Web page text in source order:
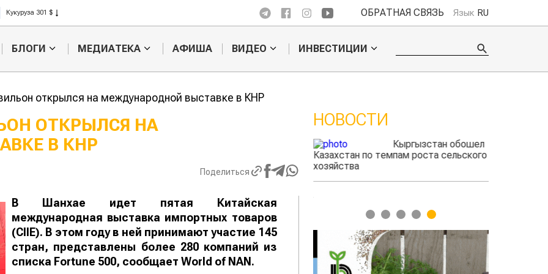
Рис 408 $
Пшеница 423 $
ОБРАТНАЯ СВЯЗЬ Язык RU
БЛОГИ МЕДИАТЕКА АФИША ВИДЕО ИНВЕСТИЦИИ
открылся на международной выставке в КНР
ОТКРЫЛСЯ НА
В КНР
Поделиться
В Шанхае идет пятая Китайская
международная выставка импортных товаров
(CIIE). В этом году в ней принимают участие 145
стран, представлены более 280 компаний из
списка Fortune 500, сообщает World of NAN.
НОВОСТИ
Казахстанское
жука будут выжигать
лазером
Кыргызстан обошел
Казахстан по темпам роста сельского
хозяйства
1 2 3 4 5